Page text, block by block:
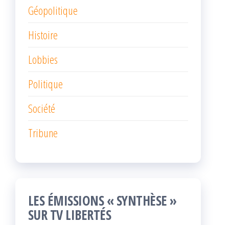
Géopolitique
Histoire
Lobbies
Politique
Société
Tribune
LES ÉMISSIONS « SYNTHÈSE »
SUR TV LIBERTÉS